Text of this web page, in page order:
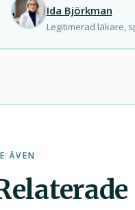
Ida Björkman
Legitimerad läkare,
ÄVEN